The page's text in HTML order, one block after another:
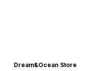
Dream&Ocean Store